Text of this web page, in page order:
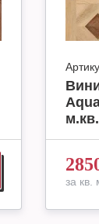
м.кв.
за кв.